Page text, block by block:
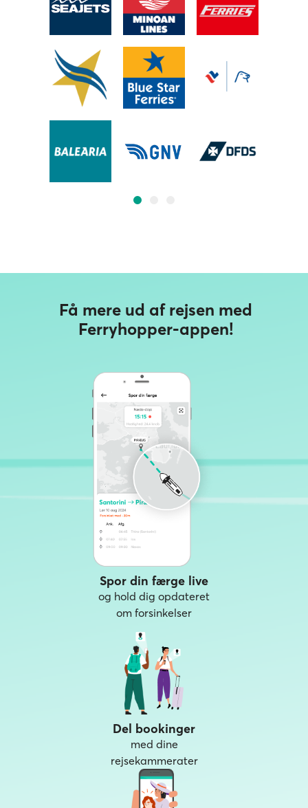
Få mere ud af rejsen med
Ferryhopper-appen!
Spor din færge live
og hold dig opdateret
om forsinkelser
Del bookinger
med dine
rejsekammerater